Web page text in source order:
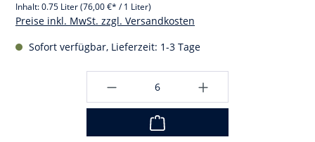
Inhalt:0.75 Liter(76,00 €* / 1 Liter)
Preise inkl. MwSt. zzgl. Versandkosten
Sofort verfügbar, Lieferzeit: 1-3 Tage